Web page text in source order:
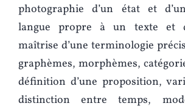
photographie d’un état et
langue propre à un texte et
maîtrise d’une terminologie
graphèmes, morphèmes,
définition d’une proposition,
distinction entre temps,